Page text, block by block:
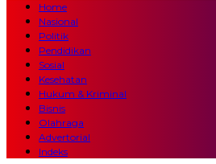
Home
Nasional
Politik
Pendidikan
Sosial
Kesehatan
Hukum & Kriminal
Bisnis
Olahraga
Advertorial
Indeks